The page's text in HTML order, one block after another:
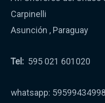
Carpinelli
Asunción , Paraguay
Tel: 595 021 601020
whatsapp: